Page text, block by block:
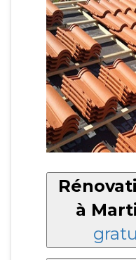
à